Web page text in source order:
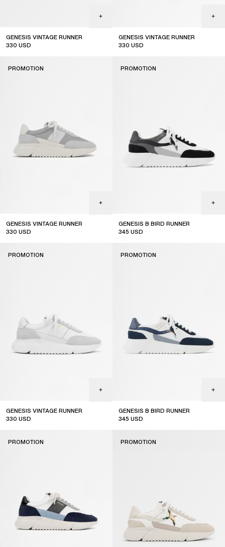
GENESIS VINTAGE RUNNER
330 USD
GENESIS VINTAGE RUNNER
330 USD
GENESIS VINTAGE RUNNER
330 USD
PROMOTION
GENESIS B BIRD RUNNER
345 USD
PROMOTION
GENESIS VINTAGE RUNNER
330 USD
PROMOTION
GENESIS B BIRD RUNNER
345 USD
PROMOTION
PROMOTION PROMOTION